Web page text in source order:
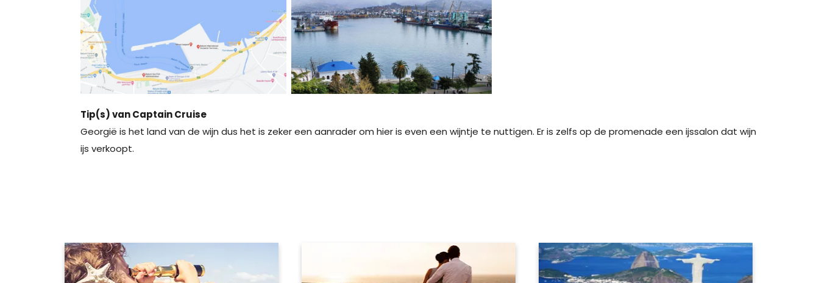
Tip(s) van Captain Cruise
Georgië is het land van de wijn dus het is zeker een aanrader om hier is even een wijntje te nuttigen. Er is zelfs op de promenade een ijssalon dat wijn
ijs verkoopt.